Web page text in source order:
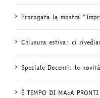
Prorogata la mostra
Chiusura estiva: ci
Speciale Docenti: le
È TEMPO DI MAcA